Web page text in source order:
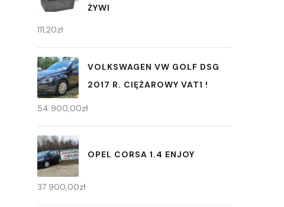
ŻYWI
111,20zł
VOLKSWAGEN VW GOLF DSG
2017 R. CIĘŻAROWY VAT1 !
54 900,00zł
OPEL CORSA 1.4 ENJOY
37 900,00zł